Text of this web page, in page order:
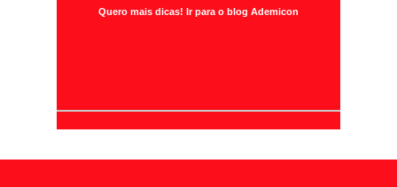
Quero mais dicas! Ir para o blog Ademicon